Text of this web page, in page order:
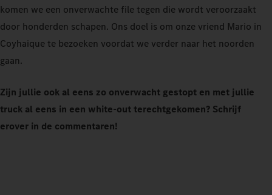
komen we een onverwachte file tegen die wordt veroorzaakt
door honderden schapen. Ons doel is om onze vriend Mario in
Coyhaique te bezoeken voordat we verder naar het noorden
gaan.
Zijn jullie ook al eens zo onverwacht gestopt en met jullie
truck al eens in een white-out terechtgekomen? Schrijf
erover in de commentaren!